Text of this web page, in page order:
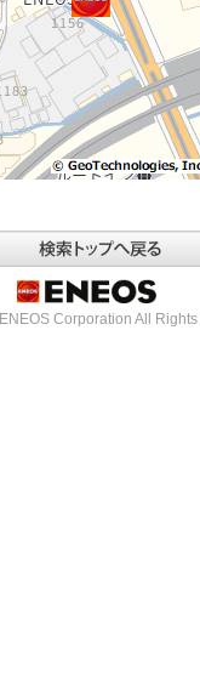
Corporation All Rights